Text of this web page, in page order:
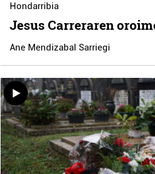
Hondarribia
Jesus Carreraren
Ane Mendizabal Sarriegi